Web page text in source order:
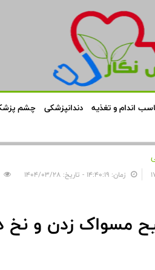
اندام و تغذیه دندانپزشکی چشم
زمان: ۱۴:۴۰:۱۹ - تاریخ: ۱۴۰۴/۰۳/۲۸
مسواک زدن و نخ